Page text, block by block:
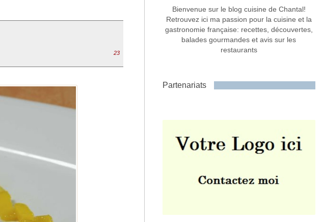
Commentaire ou message *
23
Bienvenue sur le blog cuisine de Chantal!
Retrouvez ici ma passion pour la cuisine et la
gastronomie française: recettes, découvertes,
balades gourmandes et avis sur les
restaurants
Partenariats